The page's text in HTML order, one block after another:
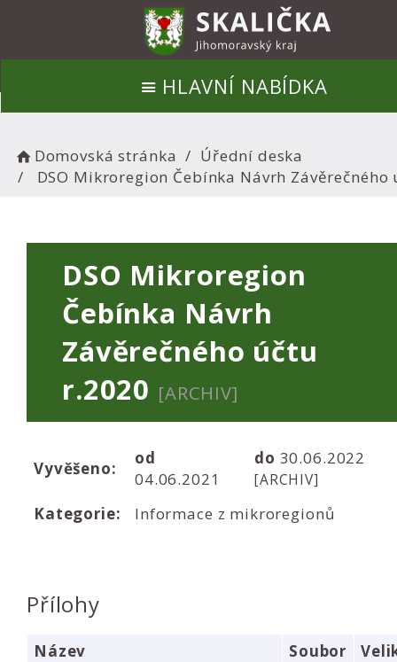
HLAVNÍ NABÍDKA
Domovská stránka
Úřední deska
DSO Mikroregion Čebínka Návrh Závěrečného
DSO Mikroregion
Čebínka Návrh
Závěrečného účtu
r.2020 [ARCHIV]
Vyvěšeno:
od
04.06.2021
do 30.06.2022
[ARCHIV]
Kategorie: Informace z mikroregionů
Přílohy
Název Soubor